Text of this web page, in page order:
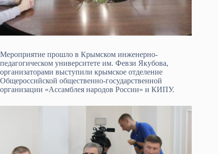
Мероприятие прошло в Крымском инженерно-
педагогическом университете им. Февзи Якубова,
организаторами выступили крымское отделение
Общероссийской общественно-государственной
организации «Ассамблея народов России» и КИПУ.